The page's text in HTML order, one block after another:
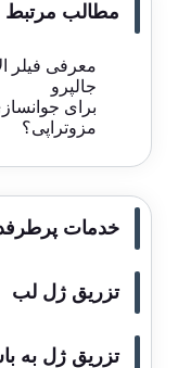
مطالب مرتبط
معرفی فیلر
جالپرو
برای
مزوتراپی؟
خدمات
تزریق ژل لب
تزریق ژل به